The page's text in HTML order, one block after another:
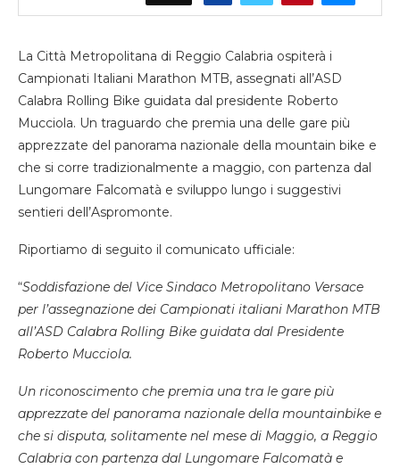
La Città Metropolitana di Reggio Calabria ospiterà i
Campionati Italiani Marathon MTB, assegnati all’ASD
Calabra Rolling Bike guidata dal presidente Roberto
Mucciola. Un traguardo che premia una delle gare più
apprezzate del panorama nazionale della mountain bike e
che si corre tradizionalmente a maggio, con partenza dal
Lungomare Falcomatà e sviluppo lungo i suggestivi
sentieri dell’Aspromonte.
Riportiamo di seguito il comunicato ufficiale:
“Soddisfazione del Vice Sindaco Metropolitano Versace
per l’assegnazione dei Campionati italiani Marathon MTB
all’ASD Calabra Rolling Bike guidata dal Presidente
Roberto Mucciola.
Un riconoscimento che premia una tra le gare più
apprezzate del panorama nazionale della mountainbike e
che si disputa, solitamente nel mese di Maggio, a Reggio
Calabria con partenza dal Lungomare Falcomatà e